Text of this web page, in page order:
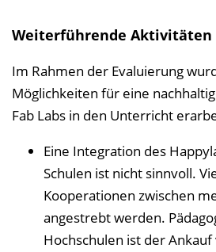
Weiterführende
Im Rahmen der Evaluierung
Möglichkeiten für eine
Fab Labs in den Unterricht
Eine Integration des
Schulen ist nicht sinnvoll.
Kooperationen zwischen
angestrebt werden.
Hochschulen ist der